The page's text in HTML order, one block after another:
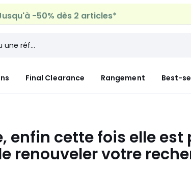
Jusqu'à -50% dès 2 articles*
Final Clearance Rangement Best-
enfin cette fois elle
renouveler votre